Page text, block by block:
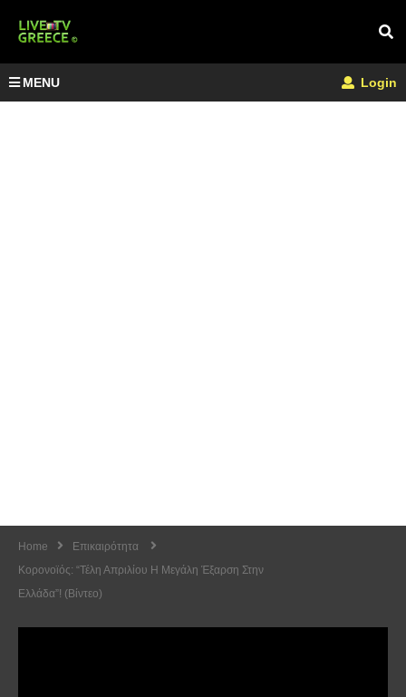
MENU Login
Home
Επικαιρότητα
Κορονοϊός: “Τέλη Απριλίου Η Μεγάλη Έξαρση Στην
Ελλάδα”! (Βίντεο)